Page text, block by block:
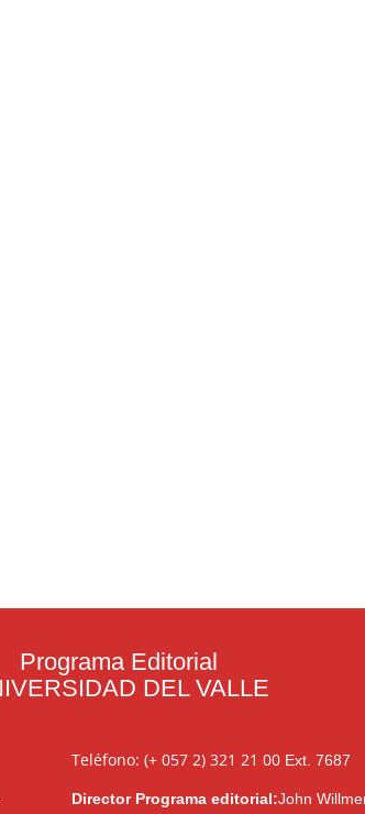
Programa Editorial
DEL VALLE
Teléfono: (+ 057 2) 321 21 00Ext. 7687
Director Programa editorial:John